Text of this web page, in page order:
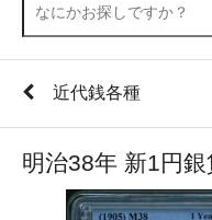
近代銭各種
明治38年 新1円